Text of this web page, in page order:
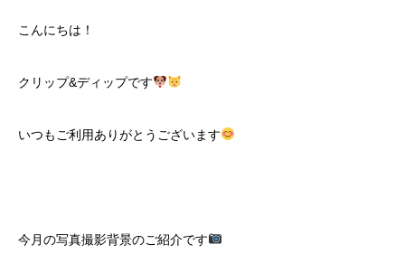
こんにちは！
クリップ&ディップです
いつもご利用ありがとうございます
今月の写真撮影背景のご紹介です